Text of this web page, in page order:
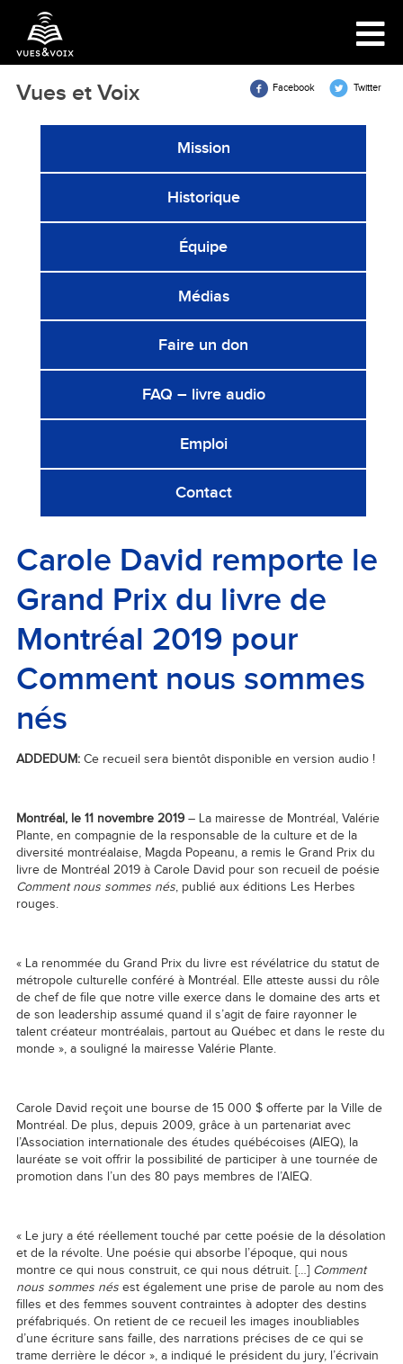
Facebook Twitter
Vues et Voix
Mission
Historique
Équipe
Médias
Faire un don
FAQ – livre audio
Emploi
Contact
Carole David remporte le
Grand Prix du livre de
Montréal 2019 pour
Comment nous sommes
nés
ADDEDUM:Ce recueil sera bientôt disponible en version audio !
Montréal, le 11 novembre 2019– La mairesse de Montréal, Valérie
Plante, en compagnie de la responsable de la culture et de la
diversité montréalaise, Magda Popeanu, a remis le Grand Prix du
livre de Montréal 2019 à Carole David pour son recueil de poésie
Comment nous sommes nés, publié aux éditions Les Herbes
rouges.
« La renommée du Grand Prix du livre est révélatrice du statut de
métropole culturelle conféré à Montréal. Elle atteste aussi du rôle
de chef de file que notre ville exerce dans le domaine des arts et
de son leadership assumé quand il s’agit de faire rayonner le
talent créateur montréalais, partout au Québec et dans le reste du
monde », a souligné la mairesse Valérie Plante.
Carole David reçoit une bourse de 15 000 $ offerte par la Ville de
Montréal. De plus, depuis 2009, grâce à un partenariat avec
l’Association internationale des études québécoises (AIEQ), la
lauréate se voit offrir la possibilité de participer à une tournée de
promotion dans l’un des 80 pays membres de l’AIEQ.
« Le jury a été réellement touché par cette poésie de la désolation
et de la révolte. Une poésie qui absorbe l’époque, qui nous
montre ce qui nous construit, ce qui nous détruit. […] Comment
nous sommes nés est également une prise de parole au nom des
filles et des femmes souvent contraintes à adopter des destins
préfabriqués. On retient de ce recueil les images inoubliables
d’une écriture sans faille, des narrations précises de ce qui se
trame derrière le décor », a indiqué le président du jury, l’écrivain